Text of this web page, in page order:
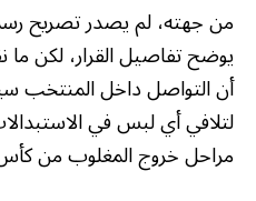
من جهته، لم يصدر تصريح
يوضح تفاصيل القرار، لكن ما
أن التواصل داخل المنتخب
لتلافي أي لبس في
مراحل خروج المغلوب من كأس